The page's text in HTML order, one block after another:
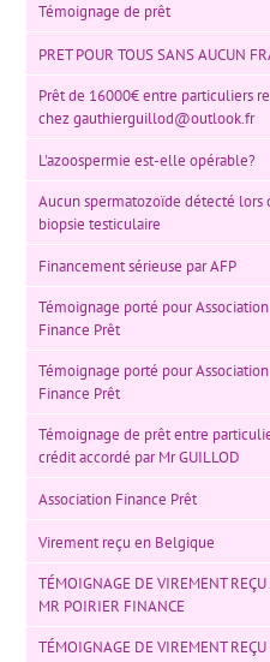
Témoignage de prêt
PRET POUR TOUS SANS AUCUN
Prêt de 16000€ entre particuliers
chezgauthierguillod@outlook.fr
L'azoospermie est-elle opérable?
Aucun spermatozoïde détecté lors
biopsie testiculaire
Financement sérieuse par AFP
Témoignage porté pour Association
Finance Prêt
Témoignage porté pour Association
Finance Prêt
Témoignage de prêt entre
crédit accordé par Mr GUILLOD
Association Finance Prêt
Virement reçu en Belgique
TÉMOIGNAGE DE VIREMENT REÇU
MR POIRIER FINANCE
TÉMOIGNAGE DE VIREMENT REÇU